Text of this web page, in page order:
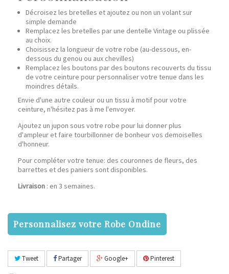
Décroisez les bretelles et ajoutez ou non un volant sur
simple demande
Remplacez les bretelles par une dentelle Vintage ou plissée
au choix.
Choisissez la longueur de votre robe (au-dessous, en-
dessous du genou ou aux chevilles)
Remplacez les boutons par des boutons recouverts du tissu
de votre ceinture pour personnaliser votre tenue dans les
moindres détails.
Envie d'une autre couleur ou un tissu à motif pour votre
ceinture, n'hésitez pas à me l'envoyer.
Ajoutez un jupon sous votre robe pour lui donner plus
d'ampleur et faire tourbillonner de bonheur vos demoiselles
d'honneur.
Pour compléter votre tenue: des couronnes de fleurs, des
barrettes et des paniers sont disponibles.
Livraison : en 3 semaines.
Personnalisez votre Robe Ondine
Tweet Partager Google+ Pinterest